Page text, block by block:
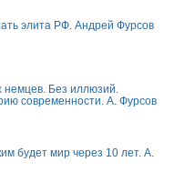
элита РФ. Андрей Фурсов
немцев. Без иллюзий.
современности. А. Фурсов
будет мир через 10 лет. А.